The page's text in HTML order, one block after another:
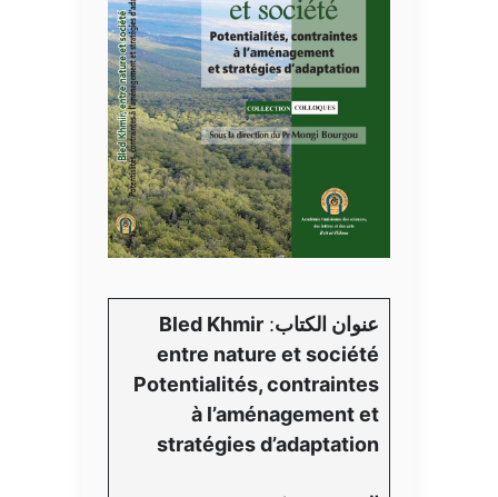
عنوان الكتاب:
Bled Khmir
entre nature et société
Potentialités, contraintes
à l’aménagement et
stratégies d’adaptation